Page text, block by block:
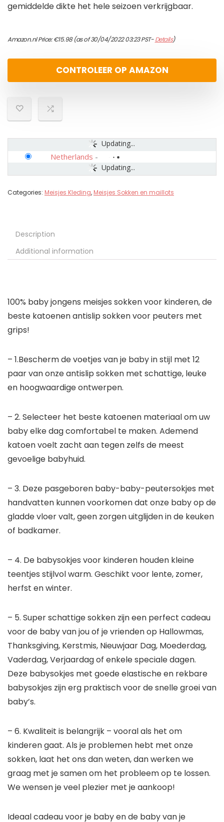
gemiddelde dikte het hele seizoen verkrijgbaar.
Amazon.nl Price:€15.98(as of 30/04/2022 03:23 PST-Details)
CONTROLEER OP AMAZON
Updating...
Updating...
Netherlands -
Categories: Meisjes Kleding, Meisjes Sokken en maillots
Description
Additional information
100% baby jongens meisjes sokken voor kinderen, de
beste katoenen antislip sokken voor peuters met
grips!
– 1.Bescherm de voetjes van je baby in stijl met 12
paar van onze antislip sokken met schattige, leuke
en hoogwaardige ontwerpen.
– 2. Selecteer het beste katoenen materiaal om uw
baby elke dag comfortabel te maken. Ademend
katoen voelt zacht aan tegen zelfs de meest
gevoelige babyhuid.
– 3. Deze pasgeboren baby-baby-peutersokjes met
handvatten kunnen voorkomen dat onze baby op de
gladde vloer valt, geen zorgen uitglijden in de keuken
of badkamer.
– 4. De babysokjes voor kinderen houden kleine
teentjes stijlvol warm. Geschikt voor lente, zomer,
herfst en winter.
– 5. Super schattige sokken zijn een perfect cadeau
voor de baby van jou of je vrienden op Hallowmas,
Thanksgiving, Kerstmis, Nieuwjaar Dag, Moederdag,
Vaderdag, Verjaardag of enkele speciale dagen.
Deze babysokjes met goede elastische en rekbare
babysokjes zijn erg praktisch voor de snelle groei van
baby’s.
– 6. Kwaliteit is belangrijk – vooral als het om
kinderen gaat. Als je problemen hebt met onze
sokken, laat het ons dan weten, dan werken we
graag met je samen om het probleem op te lossen.
We wensen je veel plezier met je aankoop!
Ideaal cadeau voor je baby en de baby van je